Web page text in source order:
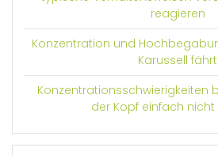
reagieren
Konzentration und
Karussell fährt
Konzentrationsschwierigkeiten
der Kopf einfach nicht